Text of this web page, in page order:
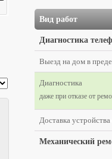
Вид работ
Диагностика
Выезд на дом в
Диагностика
даже при отказе от
Доставка устройства
Механический